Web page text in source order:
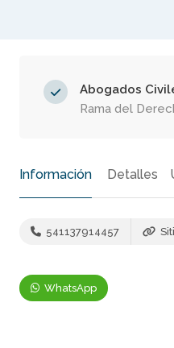
Abogados
Rama del
Información Detalles
541137914457
WhatsApp